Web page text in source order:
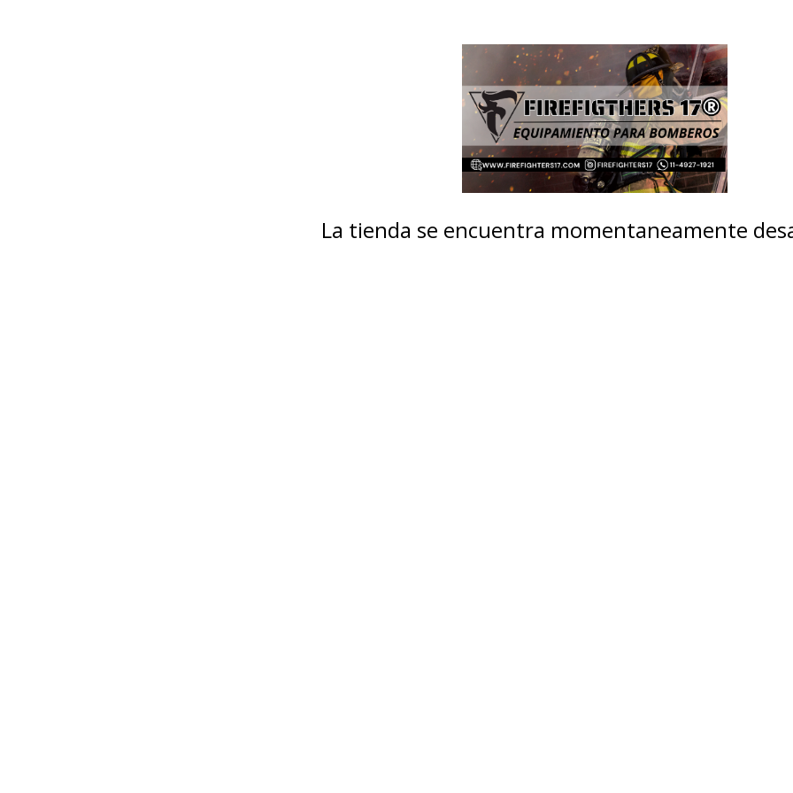
La tienda se encuentra momentaneamente